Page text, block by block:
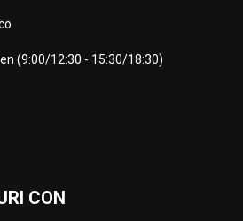
(9:00/12:30 - 15:30/18:30)
CON